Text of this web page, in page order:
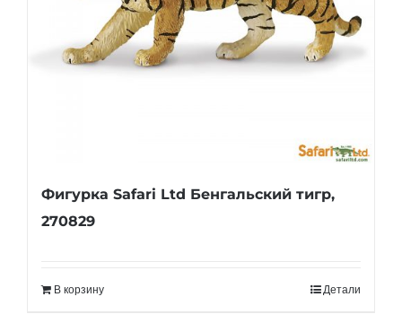
Фигурка Safari Ltd Бенгальский тигр,
270829
В корзину Детали